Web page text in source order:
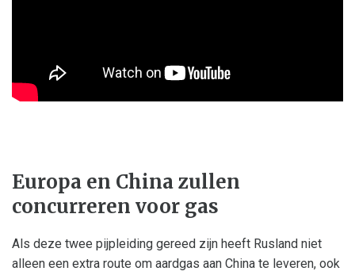
Europa en China zullen
concurreren voor gas
Als deze twee pijpleiding gereed zijn heeft Rusland niet
alleen een extra route om aardgas aan China te leveren, ook